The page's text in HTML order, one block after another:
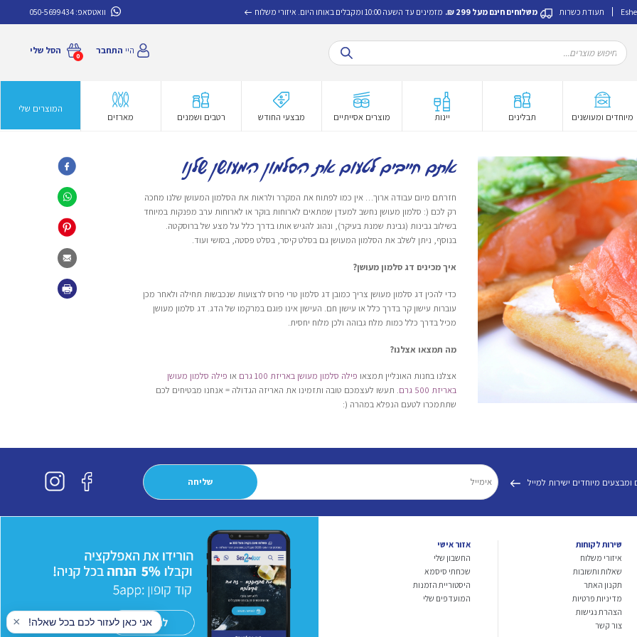
תעודת כשרות משלוחים חינם מעל 299 ₪. מזמינים עד השעה 10:00 ומקבלים באותו היום. איזורי משלוח וואטסאפ: 050-5699434
הסל שלי 0 היי התחבר
Products
search
מיוחדים ומעושנים תבלינים יינות מוצרים אסייתיים מבצעי החודש רטבים ושמנים מארזים
המוצרים שלי
אתם חייבים לטעום את הסלמון המעושן שלנו
חזרתם מיום עבודה ארוך… אין כמו לפתוח את המקרר ולראות את הסלמון המעושן שלנו מחכה
רק לכם (: סלמון מעושן נחשב למעדן שמתאים לארוחות בוקר או לארוחות ערב מפנקות במיוחד
בשילוב גבינות (גבינת שמנת בעיקר), ונהוג להגיש אותו בדרך כלל על מצע של ברוסקטה.
בנוסף, ניתן לשלב את הסלמון המעושן גם בסלט קיסר, בסלט פסטה, בסושי ועוד.
איך מכינים דג סלמון מעושן?
כדי להכין דג סלמון מעושן צריך כמובן דג סלמון טרי פרוס לרצועות שנכבשות תחילה ולאחר מכן
עוברות עישון קר בדרך כלל או עישון חם. העישון אינו פוגם במרקמו של הדג. דג סלמון מעושן
מכיל בדרך כלל כמות מלח גבוהה ולכן מלוח יחסית.
מה תמצאו אצלנו?
אצלנו בחנות האונליין תמצאו פילה סלמון מעושן באריזת 100 גרם או פילה סלמון מעושן
באריזת 500 גרם
. תעשו לעצמכם טובה ותזמינו את האריזה הגדולה = אנחנו מבטיחים לכם
שתתמכרו לטעם הנפלא במהרה (:
ומבצעים מיוחדים ישירות למייל
שירות לקוחות
איזורי משלוח
שאלות ותשובות
תקנון האתר
מדיניות פרטיות
הצהרת נגישות
צור קשר
אזור אישי
החשבון שלי
שכחתי סיסמא
היסטוריית הזמנות
המועדפים שלי